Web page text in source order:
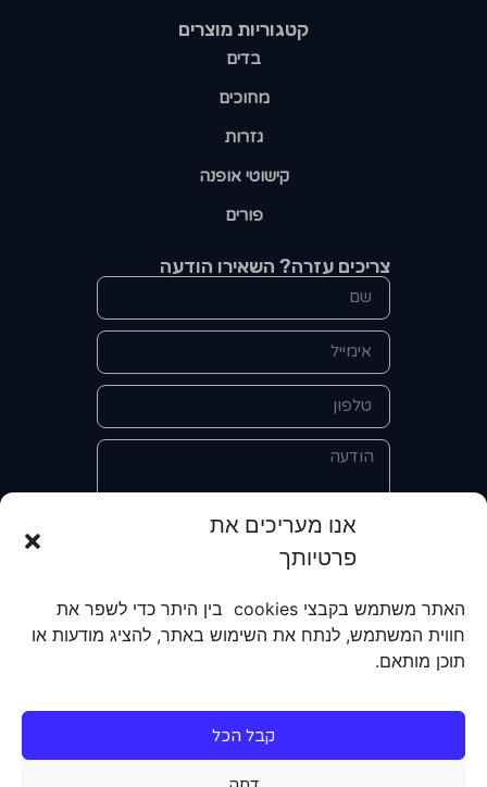
אנו מעריכים את
פרטיותך
האתר משתמש בקבצי cookies בין היתר כדי לשפר את
חווית המשתמש, לנתח את השימוש באתר, להציג מודעות או
תוכן מותאם.
קבל הכל
קטגוריות מוצרים​
בדים
מחוכים
גזרות
קישוטי אופנה
פורים
צריכים עזרה? השאירו הודעה
אני מאשר/ת את מסירת הפרטים
קבלת מידע על מוצרים, שירותים, מועדון
לקוחות. אני מודע/ת שאוכל לבטל את
הרישום שלי בכל עת ושעל מסירת הפרטים